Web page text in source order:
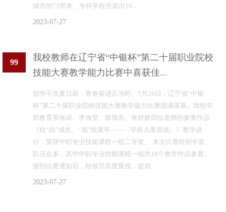
城市的73所本、专科学校共派出16...
2023-07-27
99
我校教师在辽宁省“中银杯”第二十届职业院校
技能大赛教学能力比赛中喜获佳...
韶华不负夏日新，青春奋进正当时。7月26日，辽宁省“中银
杯”第二十届职业院校技能大赛教学能力比赛圆满落幕。我校学
前教育系张靖、李海莹、陈旭东、朱妍妍四位老师的参赛作品
《自“由”成长、“戏”悦童年——〈学前儿童游戏〉》教学设
计，荣获中职专业技能课程一组二等奖。 本次比赛组别丰富、
队伍众多，其中中职专业技能课程一组共18个教学作品参赛。
接到比赛通知后，校领导高度重视，提前...
2023-07-27